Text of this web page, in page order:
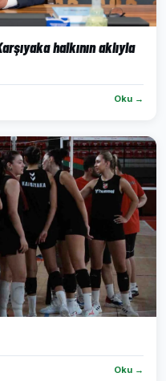
halkının aklıyla
Oku →
Oku →